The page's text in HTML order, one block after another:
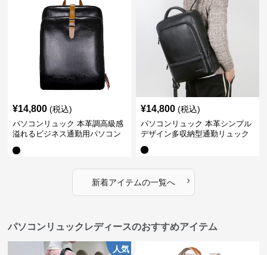
¥14,800 (税込)
パソコンリュック 本革調高級感
溢れるビジネス通勤用パソコン
¥14,800 (税込)
パソコンリュック 本革シンプル
デザイン多収納型通勤リュック
新着アイテムの一覧へ ›
パソコンリュックレディースのおすすめアイテム
人気